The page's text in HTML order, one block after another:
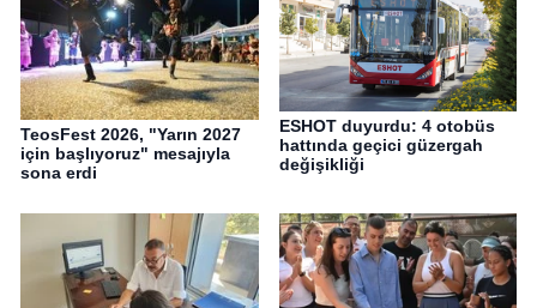
TeosFest 2026, "Yarın 2027
için başlıyoruz" mesajıyla
sona erdi
ESHOT duyurdu: 4 otobüs
hattında geçici güzergah
değişikliği